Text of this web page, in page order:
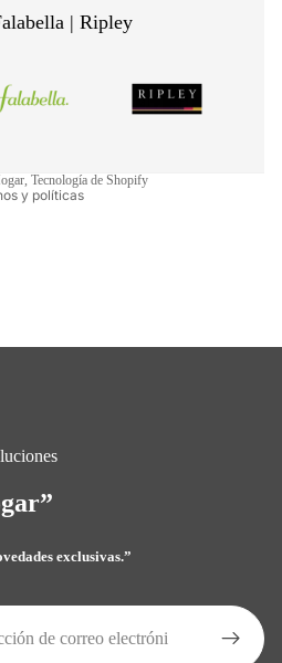
| Ripley
, Tecnología de Shopify
y políticas
exclusivas.”